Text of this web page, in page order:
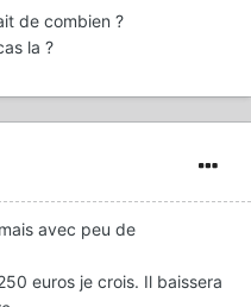
de combien ?
la ?
avec peu de
euros je crois. Il baissera